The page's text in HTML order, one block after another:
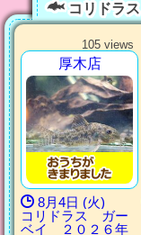
コリドラス
105 views
厚木店
8月4日 (火)
コリドラス ガー
ベイ ２０２６年